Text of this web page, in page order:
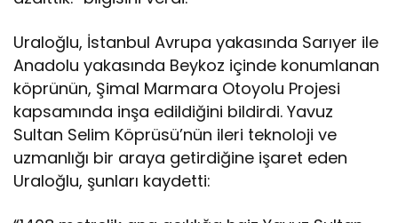
Uraloğlu, İstanbul Avrupa yakasında Sarıyer ile
Anadolu yakasında Beykoz içinde konumlanan
köprünün, Şimal Marmara Otoyolu Projesi
kapsamında inşa edildiğini bildirdi. Yavuz
Sultan Selim Köprüsü’nün ileri teknoloji ve
uzmanlığı bir araya getirdiğine işaret eden
Uraloğlu, şunları kaydetti: